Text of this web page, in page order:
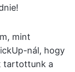
mint
nál, hogy
tartottunk a